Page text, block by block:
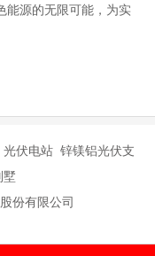
能源的无限可能，为实
伏电站 锌镁铝光伏支
墅
份有限公司